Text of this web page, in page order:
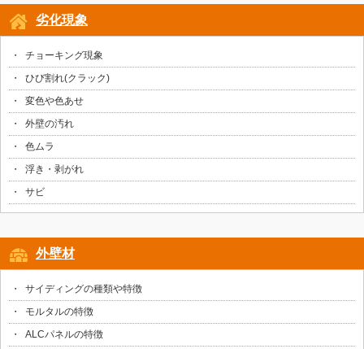
劣化現象
チョーキング現象
ひび割れ(クラック)
変色や色あせ
外壁の汚れ
色ムラ
浮き・剥がれ
サビ
外壁材
サイディングの種類や特徴
モルタルの特徴
ALCパネルの特徴